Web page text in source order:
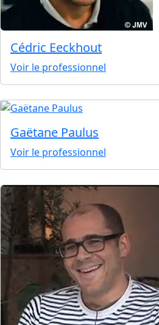
Cédric Eeckhout
Voir le professionnel
Gaëtane Paulus
Voir le professionnel